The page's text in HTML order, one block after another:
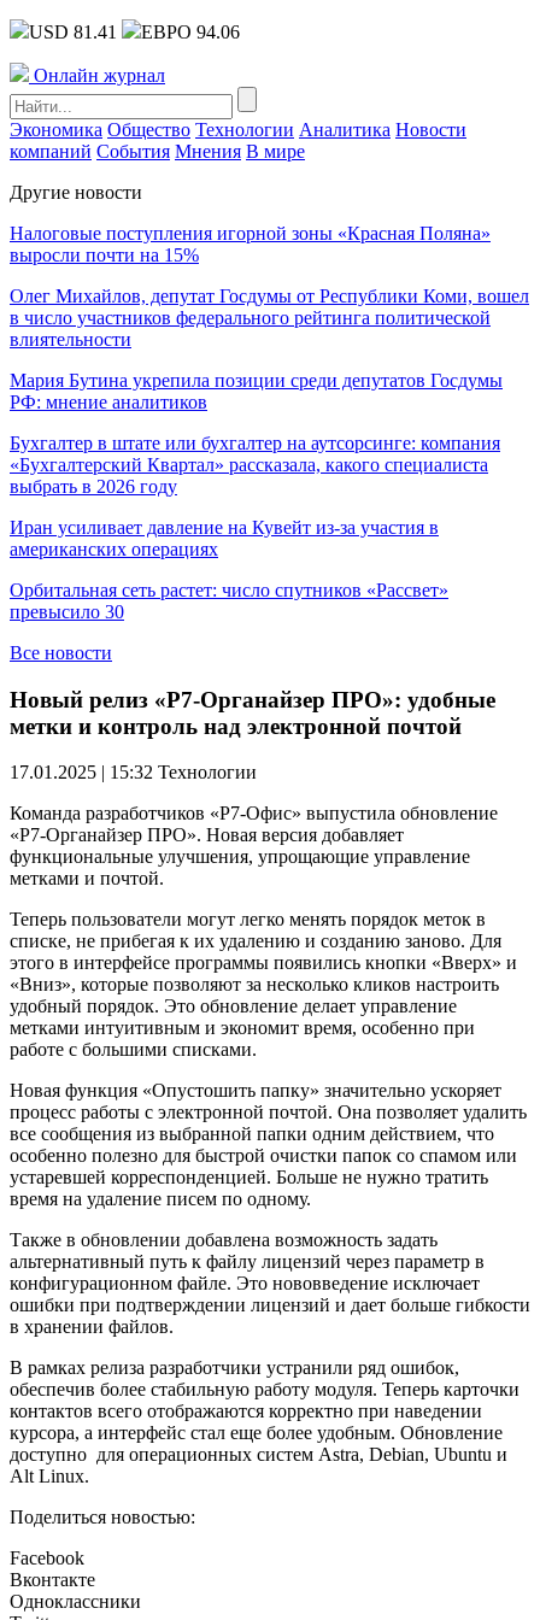
USD 81.41 ЕВРО 94.06
Онлайн журнал
Экономика Общество Технологии Аналитика Новости
компаний События Мнения В мире
Другие новости
Налоговые поступления игорной зоны «Красная Поляна»
выросли почти на 15%
Олег Михайлов, депутат Госдумы от Республики Коми, вошел
в число участников федерального рейтинга политической
влиятельности
Мария Бутина укрепила позиции среди депутатов Госдумы
РФ: мнение аналитиков
Бухгалтер в штате или бухгалтер на аутсорсинге: компания
«Бухгалтерский Квартал» рассказала, какого специалиста
выбрать в 2026 году
Иран усиливает давление на Кувейт из-за участия в
американских операциях
Орбитальная сеть растет: число спутников «Рассвет»
превысило 30
Все новости
Новый релиз «Р7-Органайзер ПРО»: удобные
метки и контроль над электронной почтой
17.01.2025 | 15:32 Технологии
Команда разработчиков «Р7-Офис» выпустила обновление
«Р7-Органайзер ПРО». Новая версия добавляет
функциональные улучшения, упрощающие управление
метками и почтой.
Теперь пользователи могут легко менять порядок меток в
списке, не прибегая к их удалению и созданию заново. Для
этого в интерфейсе программы появились кнопки «Вверх» и
«Вниз», которые позволяют за несколько кликов настроить
удобный порядок. Это обновление делает управление
метками интуитивным и экономит время, особенно при
работе с большими списками.
Новая функция «Опустошить папку» значительно ускоряет
процесс работы с электронной почтой. Она позволяет удалить
все сообщения из выбранной папки одним действием, что
особенно полезно для быстрой очистки папок со спамом или
устаревшей корреспонденцией. Больше не нужно тратить
время на удаление писем по одному.
Также в обновлении добавлена возможность задать
альтернативный путь к файлу лицензий через параметр в
конфигурационном файле. Это нововведение исключает
ошибки при подтверждении лицензий и дает больше гибкости
в хранении файлов.
В рамках релиза разработчики устранили ряд ошибок,
обеспечив более стабильную работу модуля. Теперь карточки
контактов всего отображаются корректно при наведении
курсора, а интерфейс стал еще более удобным. Обновление
доступно для операционных систем Astra, Debian, Ubuntu и
Alt Linux.
Поделиться новостью:
Facebook
Вконтакте
Одноклассники